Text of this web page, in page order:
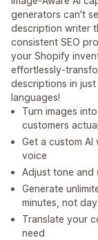
generators can't
description writer
consistent SEO
your Shopify
effortlessly-
descriptions in
languages!
Turn images
customers
Get a custom
voice
Adjust tone and
Generate
minutes, not
Translate your
need